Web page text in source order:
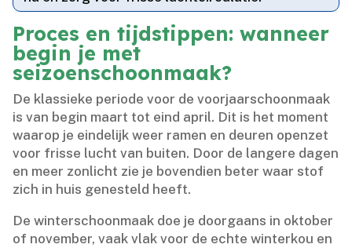
Proces en tijdstippen: wanneer
begin je met
seizoenschoonmaak?
De klassieke periode voor de voorjaarschoonmaak
is van begin maart tot eind april.​ Dit is het moment
waarop je eindelijk weer ramen en deuren openzet
voor frisse lucht van buiten.​ Door de langere dagen
en meer zonlicht zie je bovendien beter waar stof
zich in huis genesteld heeft.​
De winterschoonmaak doe je doorgaans in oktober
of november, vaak vlak voor de echte winterkou en